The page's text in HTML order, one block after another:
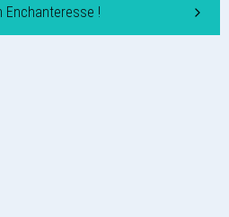
Enchanteresse !